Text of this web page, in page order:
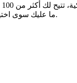
ما عليك سوى اختيار سمة وتطبيقها دون أي مهارات تقنية.